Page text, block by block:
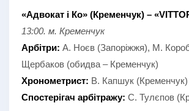
«Адвокат і Ко» (Кременчук) –
13:00. м. Кременчук
Арбітри: А. Ноєв (Запоріжжя), М.
Щербаков (обидва – Кременчук)
Хронометрист: В. Капшук (Кременчук)
Спостерігач арбітражу: С. Тулєпов